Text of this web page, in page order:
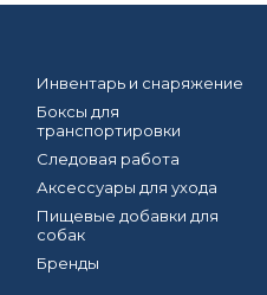
Инвентарь и снаряжение
Боксы для
транспортировки
Следовая работа
Аксессуары для ухода
Пищевые добавки для
собак
Бренды